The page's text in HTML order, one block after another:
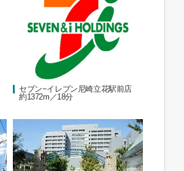
セブン−イレブン尼崎立花駅前店
約1372m／18分